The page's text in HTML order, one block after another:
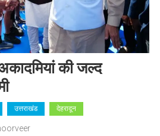
की जल्द
उत्तराखंड देहरादून